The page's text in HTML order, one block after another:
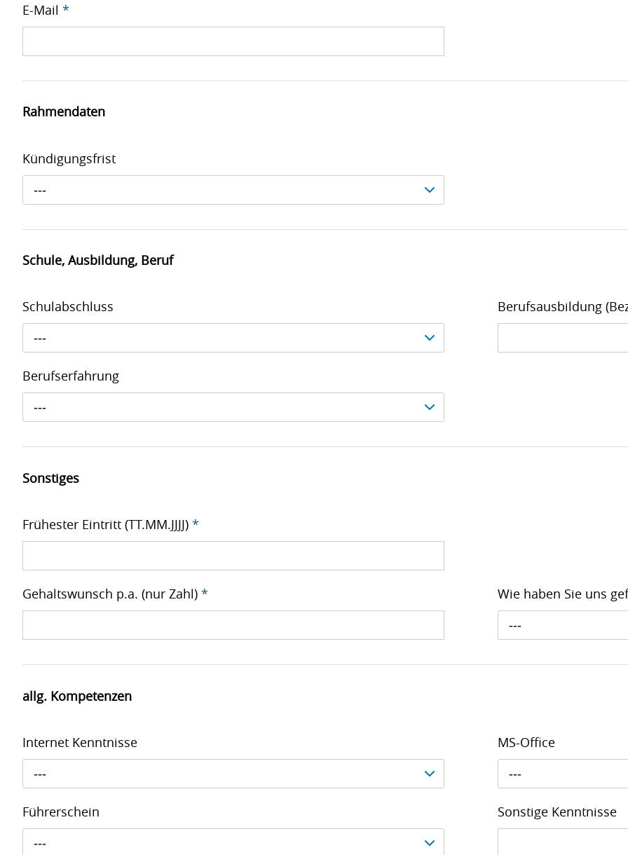
E-Mail *
Rahmendaten
Kündigungsfrist
---
Schule, Ausbildung, Beruf
Schulabschluss
---
Berufsausbildung
Berufserfahrung
---
Sonstiges
Frühester Eintritt (TT.MM.JJJJ) *
Gehaltswunsch p.a. (nur Zahl) * Wie haben Sie uns
---
allg. Kompetenzen
Internet Kenntnisse
---
MS-Office
---
Führerschein
---
Sonstige Kenntnisse